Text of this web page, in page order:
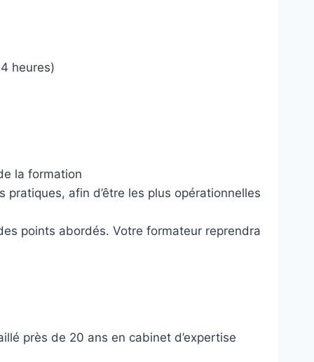
heures)
la formation
afin d’être les plus opérationnelles
points abordés. Votre formateur reprendra
près de 20 ans en cabinet d’expertise